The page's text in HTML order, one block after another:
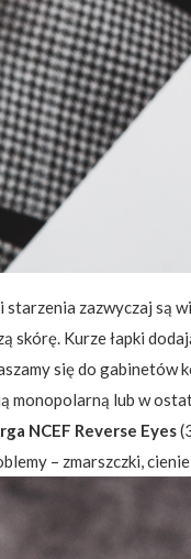
starzenia zazwyczaj są
skórę. Kurze łapki
się do gabinetów
monopolarną lub w
NCEF Reverse Eyes
– zmarszczki,